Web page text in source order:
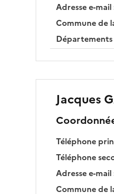
Adresse e-mail
Commune de
Jacques
Téléphone
Téléphone
Adresse e-mail
Commune de